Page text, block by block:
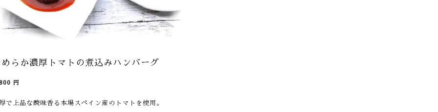
らか濃厚トマトの煮込みハンバーグ
円
で上品な酸味香る本場スペイン産のトマトを使用。